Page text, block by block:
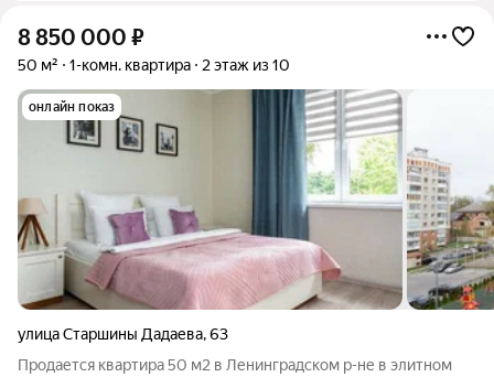
8 850 000 ₽
50 м² 1-комн. квартира 2 этаж из 10
онлайн показ
улица Старшины Дадаева,63
Продается квартира 50 м2 в Ленинградском р-не в элитном